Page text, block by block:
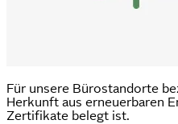
Für unsere Bürostandorte
Herkunft aus erneuerbaren
Zertifikate belegt ist.